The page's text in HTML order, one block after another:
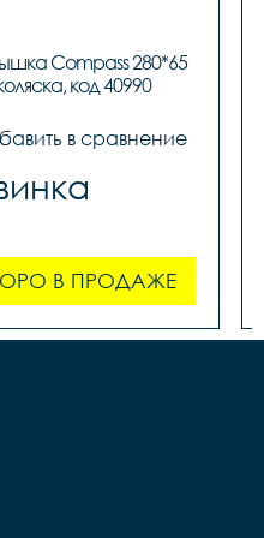
Compass 280*65
код 40990
в сравнение
В ПРОДАЖЕ